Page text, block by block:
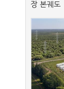
장 본궤도